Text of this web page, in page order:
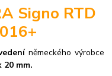
Signo RTD
německého výrobce
20 mm.